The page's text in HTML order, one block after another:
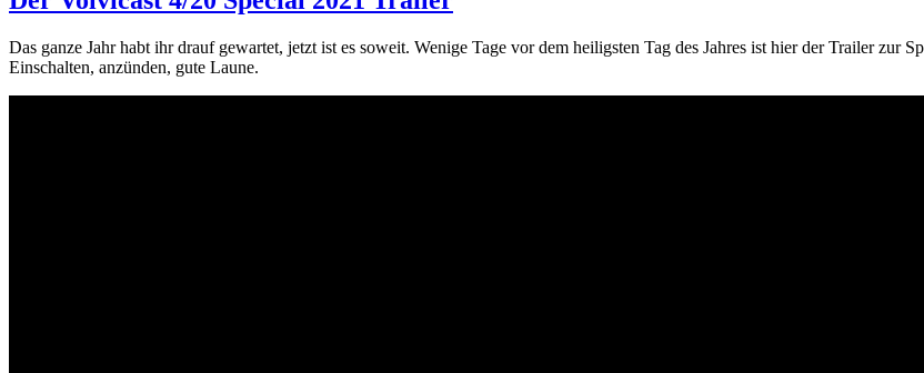
Das ganze Jahr habt ihr drauf gewartet, jetzt ist es soweit. Wenige Tage vor dem heiligsten Tag des Jahres ist hier der Trailer zur
Einschalten, anzünden, gute Laune.